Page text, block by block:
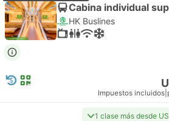
Cabina individual
HK Buslines
Impuestos incluidos
1 clase más desde